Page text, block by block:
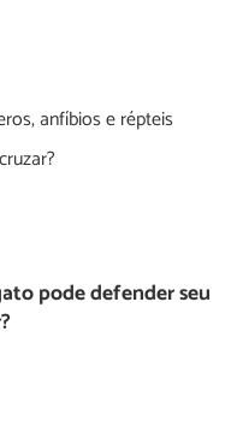
anfíbios e répteis
pode defender seu